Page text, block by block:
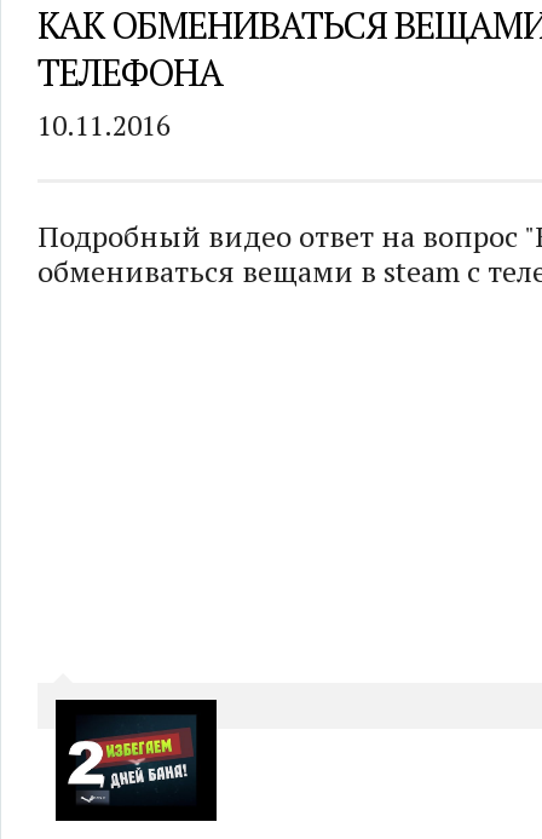
КАК ОБМЕНИВАТЬСЯ ВЕЩАМИ
ТЕЛЕФОНА
10.11.2016
Подробный видео ответ на вопрос
обмениваться вещами в steam с